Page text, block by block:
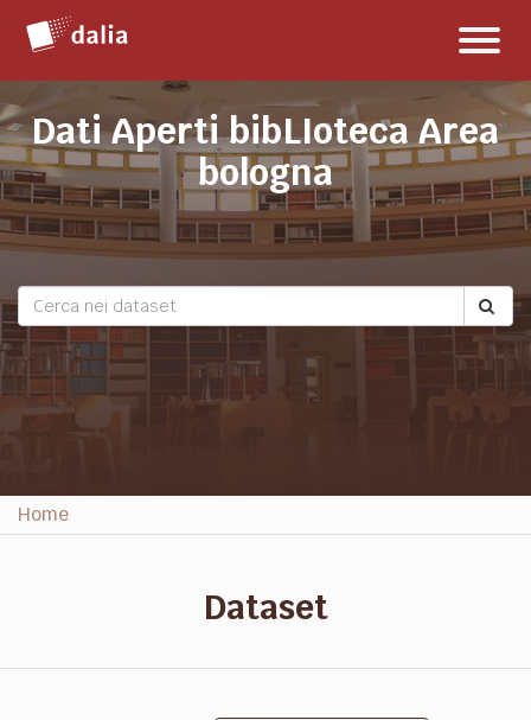
contenuto
Dati Aperti bibLIoteca Area
bologna
Home
Dataset